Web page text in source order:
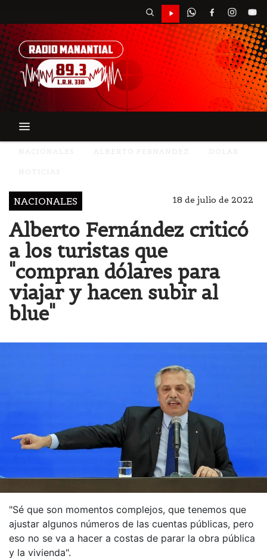
NACIONALES 18 de julio de 2022
Alberto Fernández criticó
a los turistas que
"compran dólares para
viajar y hacen subir al
blue"
"Sé que son momentos complejos, que tenemos que
ajustar algunos números de las cuentas públicas, pero
eso no se va a hacer a costas de parar la obra pública
y la vivienda".